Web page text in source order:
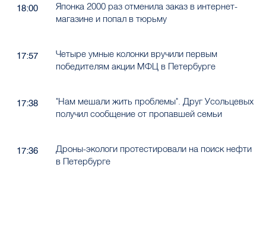
18:00
Японка 2000 раз отменила заказ в интернет-
магазине и попал в тюрьму
17:57
Четыре умные колонки вручили первым
победителям акции МФЦ в Петербурге
17:38
"Нам мешали жить проблемы". Друг Усольцевых
получил сообщение от пропавшей семьи
17:36
Дроны-экологи протестировали на поиск нефти
в Петербурге